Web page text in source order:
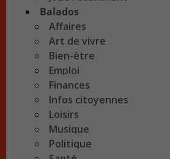
Balados
Affaires
Art de vivre
Bien-être
Emploi
Finances
Infos citoyennes
Loisirs
Musique
Politique